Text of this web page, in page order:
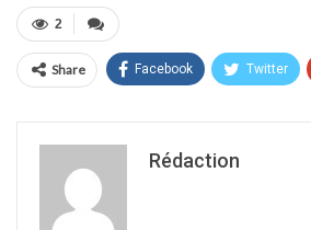
2
Share Facebook Twitter
Rédaction